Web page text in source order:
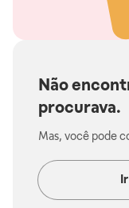
Não
procurava.
Mas, você pode